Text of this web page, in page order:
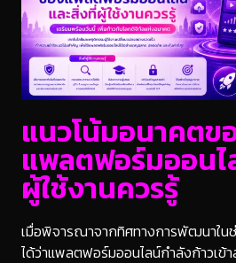
แนวโน้มอนาคตข
แพลตฟอร์มออนไ
ผู้ใช้งานควรรู้
เมื่อพิจารณาจากทิศทางการพัฒนาในช่
ได้ว่าแพลตฟอร์มออนไลน์กำลังก้าวเข้